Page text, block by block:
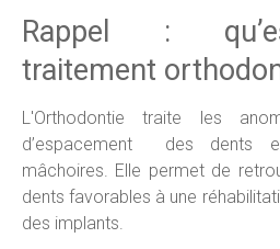
Rappel :
traitement
L'Orthodontie traite les
d’espacement des dents
mâchoires. Elle permet de
dents favorables à une
des implants.